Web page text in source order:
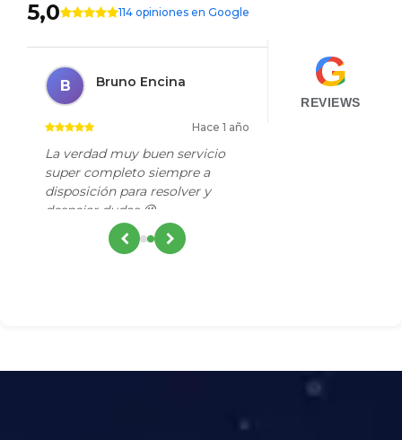
5,0 114 opiniones en Google
B Bruno Encina
Hace 1 año
La verdad muy buen servicio
super completo siempre a
disposición para resolver y
despejar dudas 😉
G
REVIEWS